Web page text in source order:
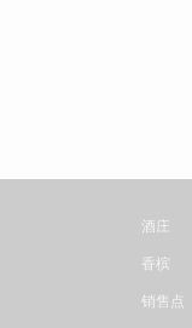
酒庄
香槟
销售点